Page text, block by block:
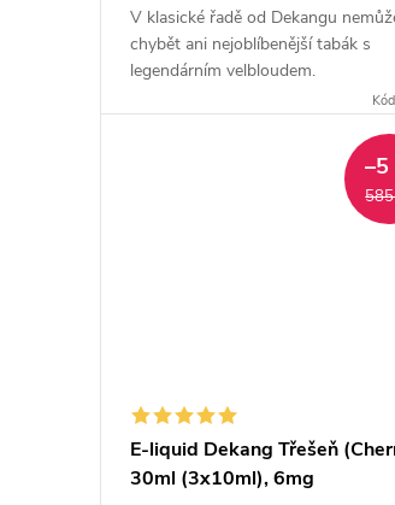
V klasické řadě od Dekangu
chybět ani nejoblíbenější tabák s
legendárním velbloudem.
–5
E-liquid Dekang Třešeň
30ml (3x10ml), 6mg